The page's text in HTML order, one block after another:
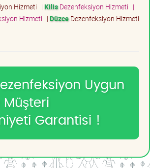
Hizmeti | KilisDezenfeksiyon Hizmeti |
Hizmeti | DüzceDezenfeksiyon Hizmeti
Uygun
Müşteri
Garantisi !